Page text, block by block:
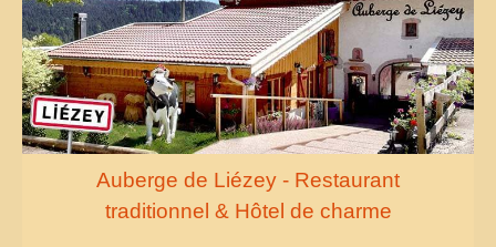
Auberge de Liézey - Restaurant
traditionnel & Hôtel de charme